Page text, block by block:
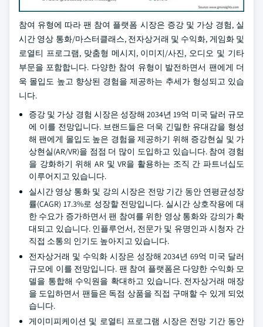
참여 유형에 따라 팬 참여 플랫폼 시장은 증강 및 가상 경험, 실
시간 영상 통화/마스터클래스, 전자상거래 및 수익화, 게임화 및
로열티 프로그램, 맞춤형 메시지, 이미지/사진, 오디오 및 기타
부문을 포함합니다. 다양한 참여 유형이 발전하면서 팬에게 더
욱 몰입도 높고 향상된 경험을 제공하는 추세가 형성되고 있습
니다.
증강 및 가상 경험 시장은 성장해 2034년 19억 미국 달러 규모
에 이를 전망입니다. 브랜드들은 더욱 긴밀한 유대감을 형성
해 팬에게 몰입도 높은 경험을 제공하기 위해 증강현실 및 가
상현실(AR/VR)을 점점 더 많이 도입하고 있습니다. 참여 경험
을 강화하기 위해 AR 및 VR을 활용하는 조직 간 파트너십도
이루어지고 있습니다.
실시간 영상 통화 및 강의 시장은 전망 기간 동안 연평균성장
률(CAGR) 17.3%로 성장할 전망입니다. 실시간 상호작용에 대
한 수요가 증가하면서 팬 참여를 위한 영상 통화와 강의가 확
대되고 있습니다. 인플루언서, 전문가 및 유명인과 시청자 간
직접 소통의 인기도 높아지고 있습니다.
전자상거래 및 수익화 시장은 성장해 2034년 69억 미국 달러
규모에 이를 전망입니다. 팬 참여 플랫폼은 다양한 수익화 모
델을 통합해 수익원을 확대하고 있습니다. 전자상거래 매장
을 도입하면서 팬들은 독점 상품을 직접 구매할 수 있게 되었
습니다.
게이미피케이션 및 로열티 프로그램 시장은 전망 기간 동안